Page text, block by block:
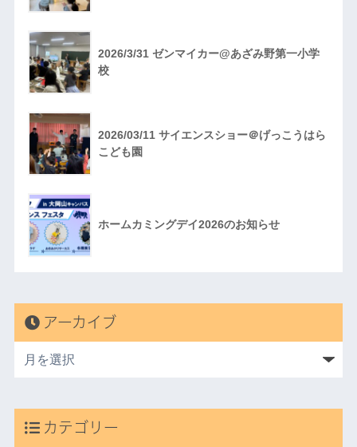
2026/3/31 ゼンマイカー@あざみ野第一小学
校
2026/03/11 サイエンスショー＠げっこうはら
こども園
ホームカミングデイ2026のお知らせ
アーカイブ
カテゴリー